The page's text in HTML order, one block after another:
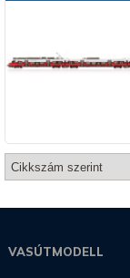
VASÚTMODELL